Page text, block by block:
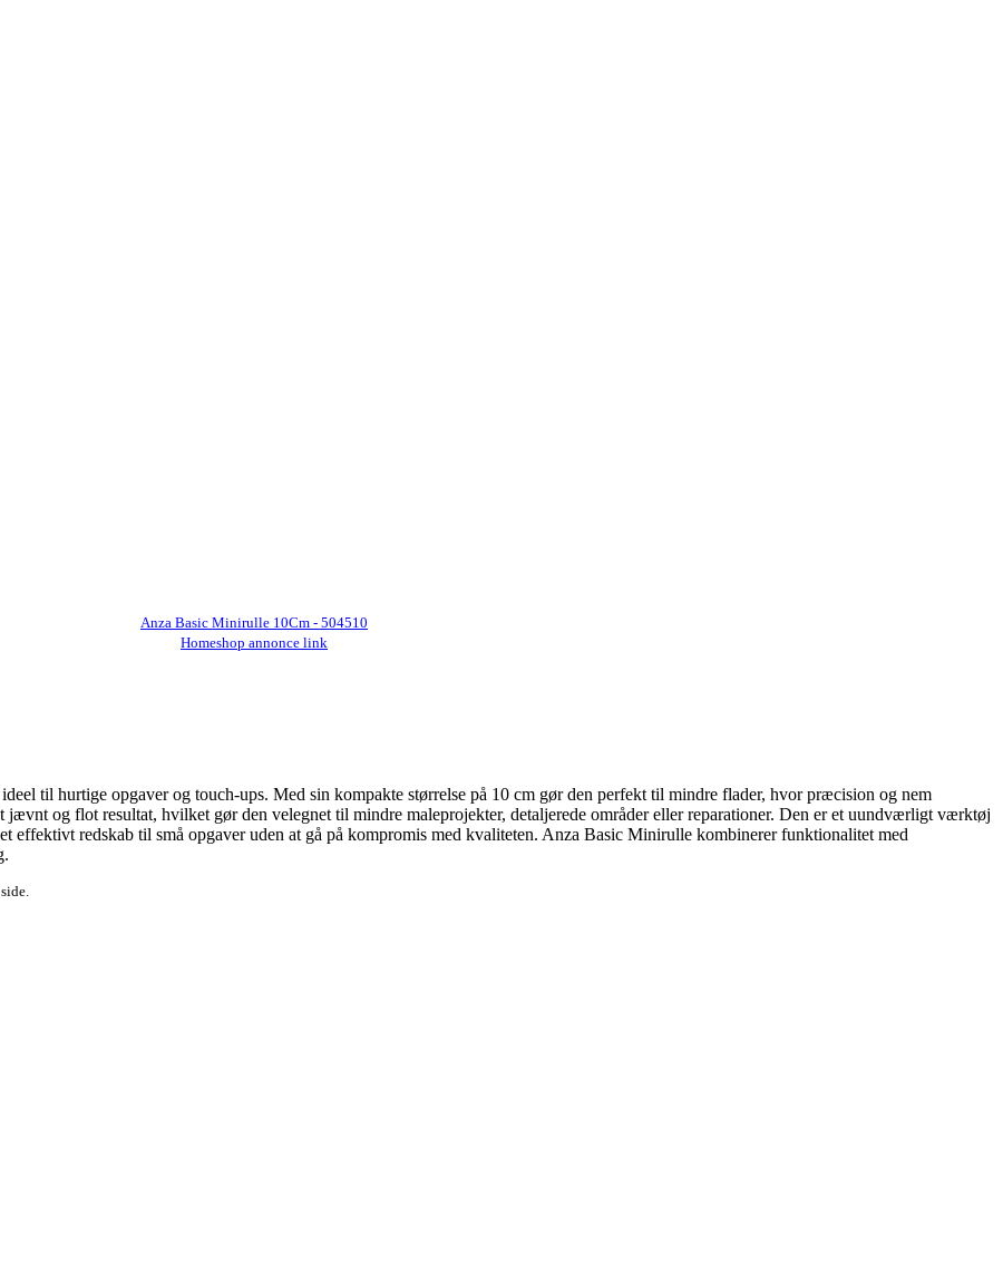
Anza Basic Minirulle 10Cm - 504510
Homeshop annonce link
til hurtige opgaver og touch-ups. Med sin kompakte størrelse på 10 cm gør den perfekt til mindre flader, hvor præcision og nem
og flot resultat, hvilket gør den velegnet til mindre maleprojekter, detaljerede områder eller reparationer. Den er et uundværligt værktøj
effektivt redskab til små opgaver uden at gå på kompromis med kvaliteten. Anza Basic Minirulle kombinerer funktionalitet med